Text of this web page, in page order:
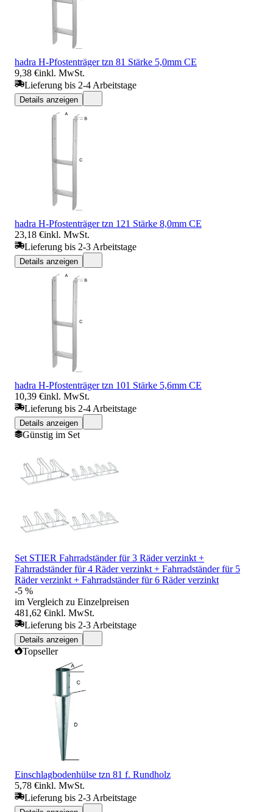
hadra H-Pfostenträger tzn 81 Stärke 5,0mm CE
9,38 €inkl. MwSt.
Lieferung bis 2-4 Arbeitstage
Details anzeigen
hadra H-Pfostenträger tzn 121 Stärke 8,0mm CE
23,18 €inkl. MwSt.
Lieferung bis 2-3 Arbeitstage
Details anzeigen
hadra H-Pfostenträger tzn 101 Stärke 5,6mm CE
10,39 €inkl. MwSt.
Lieferung bis 2-4 Arbeitstage
Details anzeigen
Günstig im Set
Set STIER Fahrradständer für 3 Räder verzinkt +
Fahrradständer für 4 Räder verzinkt + Fahrradständer für 5
Räder verzinkt + Fahrradständer für 6 Räder verzinkt
-5 %
im Vergleich zu Einzelpreisen
481,62 €inkl. MwSt.
Lieferung bis 2-3 Arbeitstage
Details anzeigen
Topseller
Einschlagbodenhülse tzn 81 f. Rundholz
5,78 €inkl. MwSt.
Lieferung bis 2-3 Arbeitstage